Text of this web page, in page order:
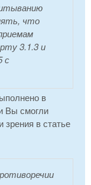
что
3.1.3 и
с
в
Вы смогли
зрения в статье